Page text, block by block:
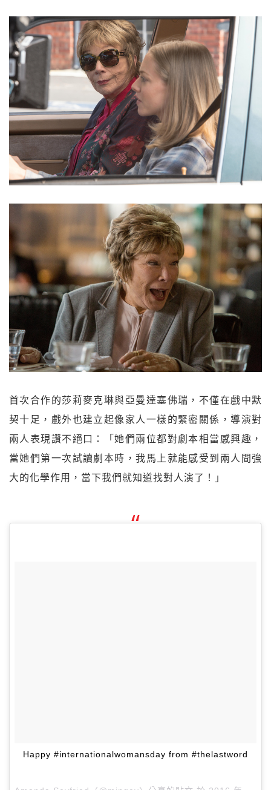
首次合作的莎莉麥克琳與亞曼達塞佛瑞，不僅在戲中默
契十足，戲外也建立起像家人一樣的緊密關係，導演對
兩人表現讚不絕口：「她們兩位都對劇本相當感興趣，
當她們第一次試讀劇本時，我馬上就能感受到兩人間強
大的化學作用，當下我們就知道找對人演了！」
Happy #internationalwomansday from #thelastword